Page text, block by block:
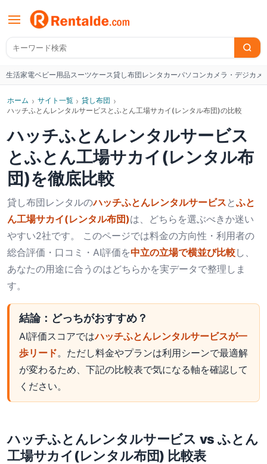
生活家電ベビー用品スーツケース貸し布団レンタカーパソコンカメラ・デジカメ
ホーム › サイト一覧 › 貸し布団 ›
ハッチふとんレンタルサービスとふとん工場サカイ(レンタル布団)の比較
ハッチふとんレンタルサービス
とふとん工場サカイ(レンタル布
団)を徹底比較
貸し布団レンタルのハッチふとんレンタルサービス とふと
ん工場サカイ(レンタル布団)は、どちらを選ぶべきか迷い
やすい2社です。 このページでは料金の方向性・利用者の
総合評価・口コミ・AI評価を中立の立場で横並び比較し、
あなたの用途に合うのはどちらかを実データで整理しま
す。
結論：どっちがおすすめ？
AI評価スコアではハッチふとんレンタルサービスが一
歩リード。ただし料金やプランは利用シーンで最適解
が変わるため、下記の比較表で気になる軸を確認して
ください。
ハッチふとんレンタルサービス vsふとん
工場サカイ(レンタル布団) 比較表